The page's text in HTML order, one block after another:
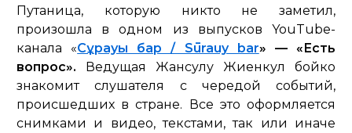
Путаница, которую никто не заметил,
произошла в одном из выпусков YouTube-
канала «Cұрауы бар / Sūrauy bar»
— «Есть
вопрос».
Ведущая Жансулу Жиенкул бойко
знакомит слушателя с чередой событий,
происшедших в стране. Все это оформляется
снимками и видео, текстами, так или иначе